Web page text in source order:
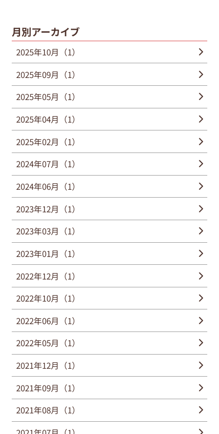
月別アーカイブ
2025年10月（1）
2025年09月（1）
2025年05月（1）
2025年04月（1）
2025年02月（1）
2024年07月（1）
2024年06月（1）
2023年12月（1）
2023年03月（1）
2023年01月（1）
2022年12月（1）
2022年10月（1）
2022年06月（1）
2022年05月（1）
2021年12月（1）
2021年09月（1）
2021年08月（1）